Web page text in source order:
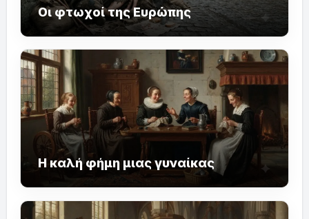
Οι φτωχοί της Ευρώπης
Η καλή φήμη μιας γυναίκας